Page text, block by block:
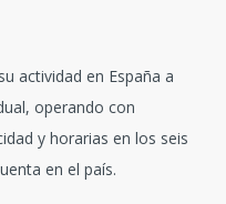
actividad en España a
operando con
y horarias en los seis
en el país.